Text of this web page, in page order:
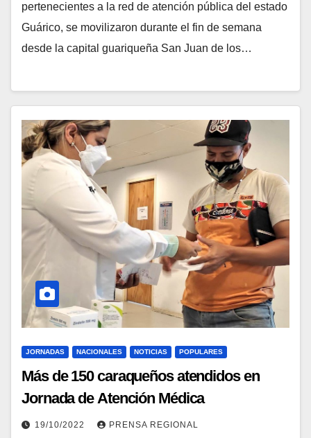
pertenecientes a la red de atención pública del estado
Guárico, se movilizaron durante el fin de semana
desde la capital guariqueña San Juan de los…
JORNADAS NACIONALES NOTICIAS POPULARES
Más de 150 caraqueños atendidos en
Jornada de Atención Médica
19/10/2022 PRENSA REGIONAL